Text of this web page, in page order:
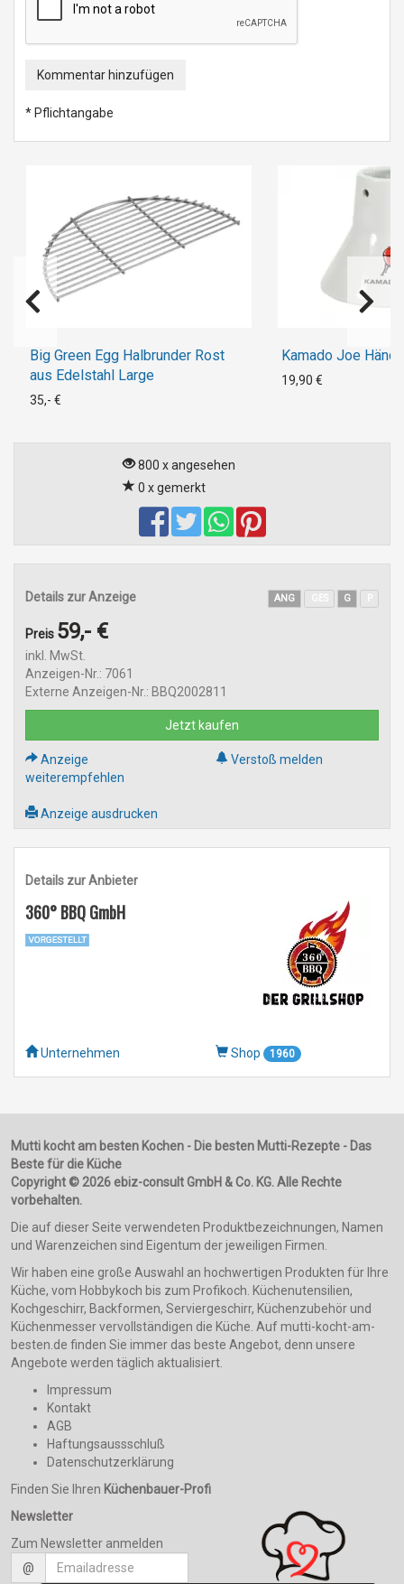
Kommentar hinzufügen
* Pflichtangabe
Big Green Egg Halbrunder Rost
aus Edelstahl Large
35,- €
Kamado Joe
19,90 €
800 x angesehen
0 x gemerkt
Details zur Anzeige ANG G
Preis 59,- €
inkl. MwSt.
Anzeigen-Nr.: 7061
Externe Anzeigen-Nr.: BBQ2002811
Jetzt kaufen
Anzeige
weiterempfehlen
Verstoß melden
Anzeige ausdrucken
Details zur Anbieter
360° BBQ GmbH
Unternehmen Shop 1960
Mutti kocht am besten Kochen - Die besten Mutti-Rezepte - Das
Beste für die Küche
Copyright © 2026 ebiz-consult GmbH & Co. KG. Alle Rechte
vorbehalten.
Die auf dieser Seite verwendeten Produktbezeichnungen, Namen
und Warenzeichen sind Eigentum der jeweiligen Firmen.
Wir haben eine große Auswahl an hochwertigen Produkten für Ihre
Küche, vom Hobbykoch bis zum Profikoch. Küchenutensilien,
Kochgeschirr, Backformen, Serviergeschirr, Küchenzubehör und
Küchenmesser vervollständigen die Küche. Auf mutti-kocht-am-
besten.de finden Sie immer das beste Angebot, denn unsere
Angebote werden täglich aktualisiert.
Impressum
Kontakt
AGB
Haftungsaussschluß
Datenschutzerklärung
Finden Sie Ihren Küchenbauer-Profi
Newsletter
Zum Newsletter anmelden
@